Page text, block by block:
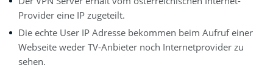
Provider eine IP zugeteilt.
Die echte User IP Adresse bekommen beim Aufruf einer
Webseite weder TV-Anbieter noch Internetprovider zu
sehen.